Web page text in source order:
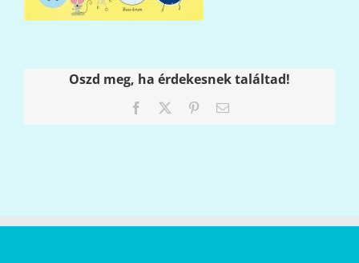
Oszd meg, ha érdekesnek találtad!
Facebook PinterestEmail: